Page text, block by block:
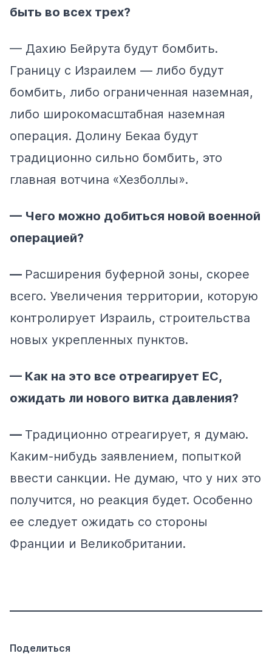
быть во всех трех?
— Дахию Бейрута будут бомбить.
Границу с Израилем — либо будут
бомбить, либо ограниченная наземная,
либо широкомасштабная наземная
операция. Долину Бекаа будут
традиционно сильно бомбить, это
главная вотчина «Хезболлы».
— Чего можно добиться новой военной
операцией?
— Расширения буферной зоны, скорее
всего. Увеличения территории, которую
контролирует Израиль, строительства
новых укрепленных пунктов.
— Как на это все отреагирует ЕС,
ожидать ли нового витка давления?
— Традиционно отреагирует, я думаю.
Каким-нибудь заявлением, попыткой
ввести санкции. Не думаю, что у них это
получится, но реакция будет. Особенно
ее следует ожидать со стороны
Франции и Великобритании.
Поделиться